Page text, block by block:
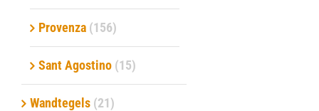
Provenza (156)
Sant Agostino (15)
Wandtegels (21)